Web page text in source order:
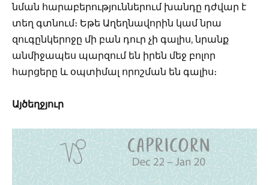
նման հարաբերություններում խանդը դժվար է
տեղ գտնում։ Եթե Աղեղնավորին կամ նրա
զուգընկերոջը մի բան դուր չի գալիս, նրանք
անմիջապես պարզում են իրեն մեջ բոլոր
հարցերը և օպտիմալ որոշման են գալիս։
Այծեղջյուր